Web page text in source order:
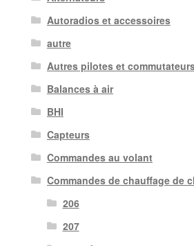
Autoradios et accessoires
autre
Autres pilotes et
Balances à air
BHI
Capteurs
Commandes au volant
Commandes de chauffage de
206
207